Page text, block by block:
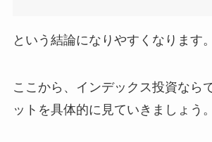
という結論になりやすくなります。
ここから、インデックス投資なら
ットを具体的に見ていきましょう。